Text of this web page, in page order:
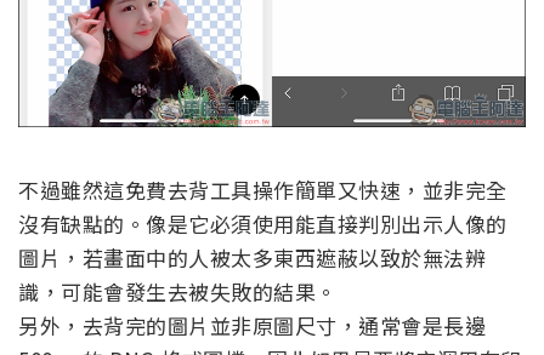
不過雖然這免費去背工具操作簡單又快速，並非完全
沒有缺點的。像是它必須使用能直接判別出示人像的
圖片，若畫面中的人被太多東西遮蔽以致於無法辨
識，可能會發生去被失敗的結果。
另外，去背完的圖片並非原圖尺寸，通常會是長邊